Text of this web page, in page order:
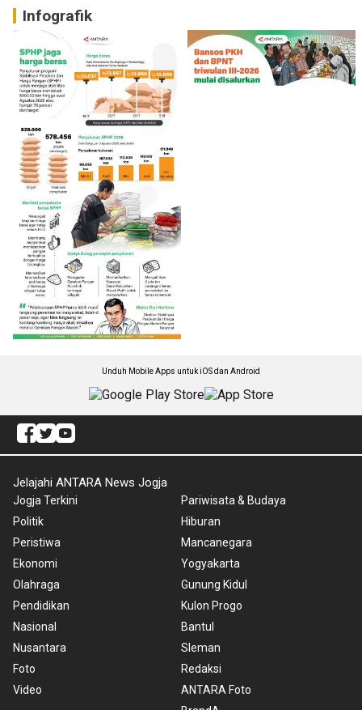
Infografik
Unduh Mobile Apps untuk iOS dan Android
Jelajahi ANTARA News Jogja
Jogja Terkini
Politik
Peristiwa
Ekonomi
Olahraga
Pendidikan
Nasional
Nusantara
Foto
Video
Pariwisata & Budaya
Hiburan
Mancanegara
Yogyakarta
Gunung Kidul
Kulon Progo
Bantul
Sleman
Redaksi
ANTARA Foto